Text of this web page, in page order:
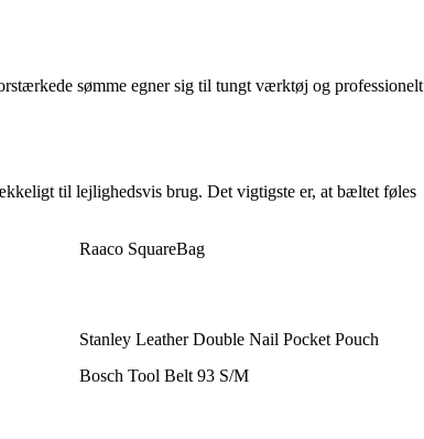
sømme egner sig til tungt værktøj og professionelt
til lejlighedsvis brug. Det vigtigste er, at bæltet føles
Raaco SquareBag
Stanley Leather Double Nail Pocket Pouch
Bosch Tool Belt 93 S/M